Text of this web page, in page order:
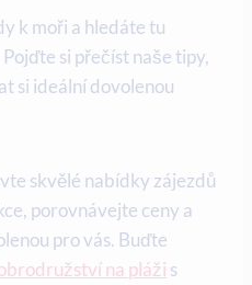
k moři a hledáte tu
si přečíst naše tipy,
si ideální dovolenou
skvělé nabídky zájezdů
porovnávejte ceny a
pro ⁢vás. Buďte
na pláži s